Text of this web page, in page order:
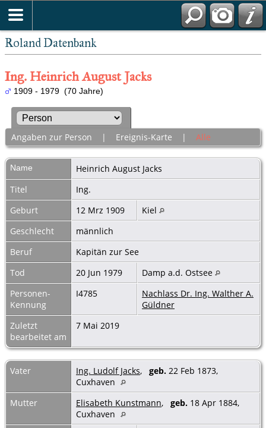
Roland Datenbank
Ing. Heinrich August Jacks
1909 - 1979 (70 Jahre)
Angaben zur Person | Ereignis-Karte | Alle
Name Heinrich August Jacks
Titel
Ing.
Geburt
12 Mrz 1909
Kiel
Geschlecht
männlich
Beruf
Kapitän zur See
Tod
20 Jun 1979
Damp a.d. Ostsee
Personen-
Kennung
I4785
Nachlass Dr. Ing. Walther A.
Güldner
Zuletzt
bearbeitet am
7 Mai 2019
Vater Ing. Ludolf Jacks, geb. 22 Feb 1873,
Cuxhaven
Mutter
Elisabeth Kunstmann, geb. 18 Apr 1884,
Cuxhaven